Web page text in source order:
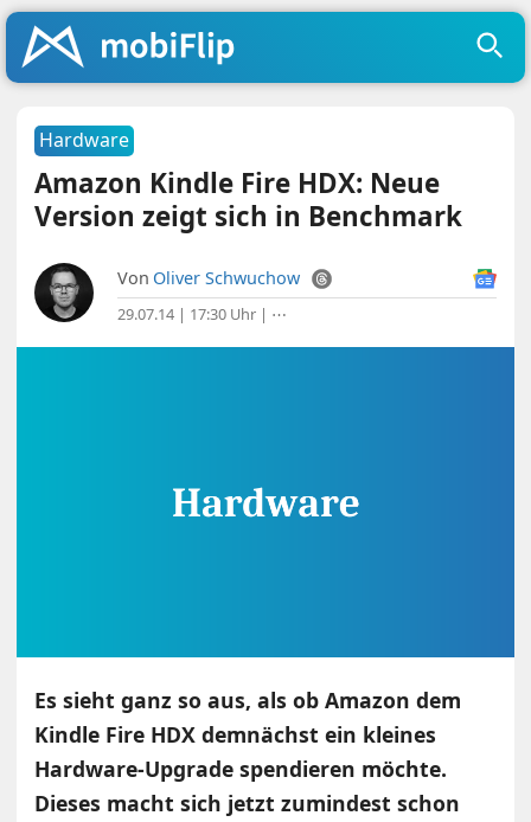
Hardware
Amazon Kindle Fire HDX: Neue
Version zeigt sich in Benchmark
Von Oliver Schwuchow
29.07.14 | 17:30 Uhr | ⋯
Es sieht ganz so aus, als ob Amazon dem
Kindle Fire HDX demnächst ein kleines
Hardware-Upgrade spendieren möchte.
Dieses macht sich jetzt zumindest schon